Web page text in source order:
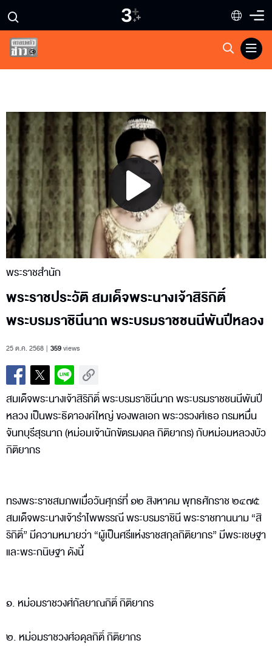
Play
Video
พระราชสำนัก
พระราชประวัติ สมเด็จพระนางเจ้าสิริกิติ์
พระบรมราชินีนาถ พระบรมราชชนนีพันปีหลวง
25 ต.ค. 2568 359views
สมเด็จพระนางเจ้าสิริกิติ์ พระบรมราชินีนาถ พระบรมราชชนนีพันปี
หลวง เป็นพระธิดาองค์ใหญ่ ของพลเอก พระวรวงศ์เธอ กรมหมื่น
จันทบุรีสุรนาถ (หม่อมเจ้านักขัตรมงคล กิติยากร) กับหม่อมหลวงบัว
กิติยากร
ทรงพระราชสมภพเมื่อวันศุกร์ที่ ๑๒ สิงหาคม พุทธศักราช ๒๔๗๕
สมเด็จพระนางเจ้ารำไพพรรณี พระบรมราชินี พระราชทานนาม “สิ
ริกิติ์” มีความหมายว่า “ผู้เป็นศรีแห่งราชสกุลกิติยากร” มีพระเชษฐา
และพระกนิษฐา ดังนี้
๑. หม่อมราชวงศ์กัลยาณกิติ์ กิติยากร
๒. หม่อมราชวงศ์อดุลกิติ์ กิติยากร